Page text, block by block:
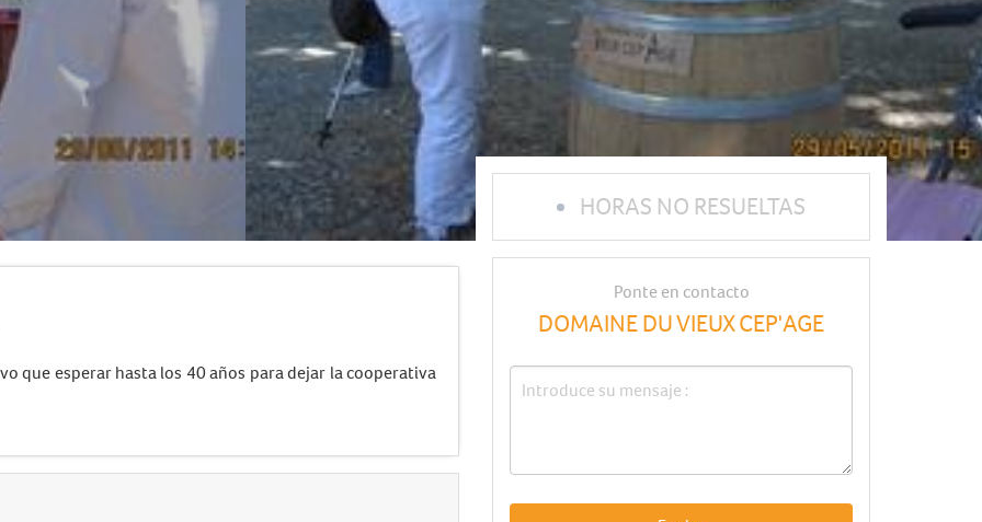
que esperar hasta los 40 años para dejar la cooperativa
HORAS NO RESUELTAS
Ponte en contacto
DOMAINE DU VIEUX CEP'AGE